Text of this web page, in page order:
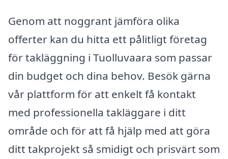
Genom att noggrant jämföra olika
offerter kan du hitta ett pålitligt företag
för takläggning i Tuolluvaara som passar
din budget och dina behov. Besök gärna
vår plattform för att enkelt få kontakt
med professionella takläggare i ditt
område och för att få hjälp med att göra
ditt takprojekt så smidigt och prisvärt som